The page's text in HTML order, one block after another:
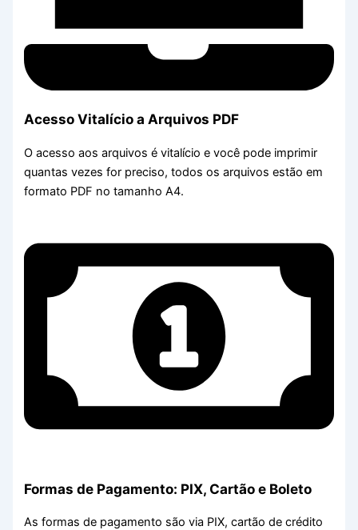
Acesso Vitalício a Arquivos PDF
O acesso aos arquivos é vitalício e você pode imprimir
quantas vezes for preciso, todos os arquivos estão em
formato PDF no tamanho A4.
Formas de Pagamento: PIX, Cartão e Boleto
As formas de pagamento são via PIX, cartão de crédito